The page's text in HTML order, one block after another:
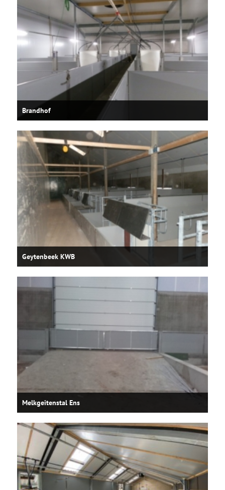
Brandhof
Geytenbeek KWB
Melkgeitenstal Ens